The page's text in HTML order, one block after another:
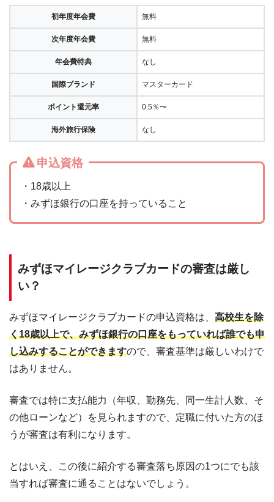
初年度年会費 無料
次年度年会費 無料
年会費特典 なし
国際ブランド マスターカード
ポイント還元率 0.5％〜
海外旅行保険 なし
申込資格
・18歳以上
・みずほ銀行の口座を持っていること
みずほマイレージクラブカードの審査は厳し
い？
みずほマイレージクラブカードの申込資格は、 高校生を除
く18歳以上で、みずほ銀行の口座をもっていれば誰でも申
し込みすることができますので、審査基準は厳しいわけで
はありません。
審査では特に支払能力（年収、勤務先、同一生計人数、そ
の他ローンなど）を見られますので、定職に付いた方のほ
うが審査は有利になります。
とはいえ、この後に紹介する審査落ち原因の1つにでも該
当すれば審査に通ることはないでしょう。